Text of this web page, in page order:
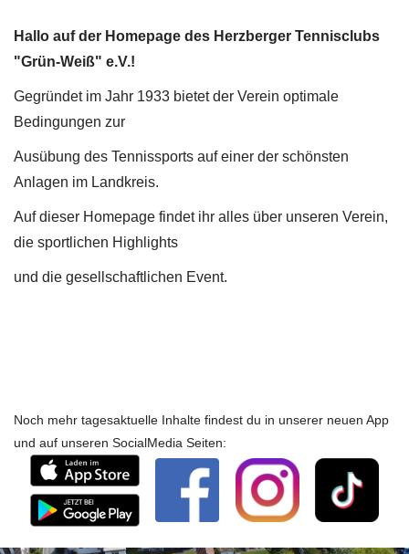
Hallo auf der Homepage des Herzberger Tennisclubs
"Grün-Weiß" e.V.!
Gegründet im Jahr 1933 bietet der Verein optimale
Bedingungen zur
Ausübung des Tennissports auf einer der schönsten
Anlagen im Landkreis.
Auf dieser Homepage findet ihr alles über unseren Verein,
die sportlichen Highlights
und die gesellschaftlichen Event.
Noch mehr tagesaktuelle Inhalte findest du in unserer neuen App
und auf unseren SocialMedia Seiten: